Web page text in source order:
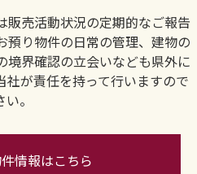
販売活動状況の定期的なご報告
預り物件の日常の管理、建物の
境界確認の立会いなども県外に
社が責任を持って行いますので
。
情報はこちら